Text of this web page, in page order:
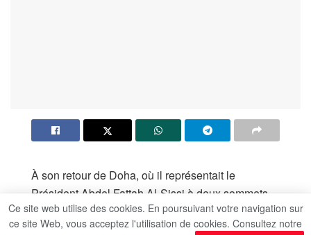
À son retour de Doha, où il représentait le
Président Abdel Fattah Al-Sissi à deux sommets
internationaux, Moustafa Madbouli a coprésidé au
Caire, aux côtés du Président kirghiz Sadyr
Ce site web utilise des cookies. En poursuivant votre navigation sur
ce site Web, vous acceptez l'utilisation de cookies. Consultez notre